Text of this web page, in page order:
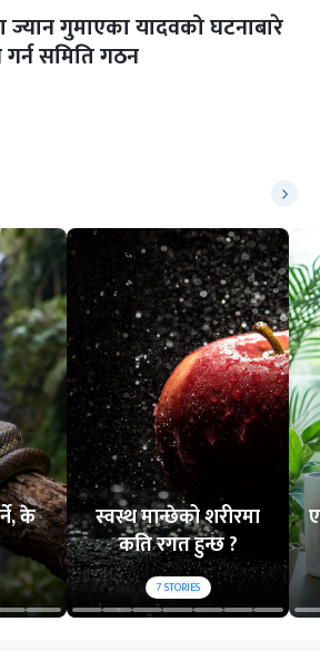
ज्यान गुमाएका यादवको घटनाबारे
समिति गठन
के
स्वस्थ मान्छेको शरीरमा
कति रगत हुन्छ ?
7STORIES